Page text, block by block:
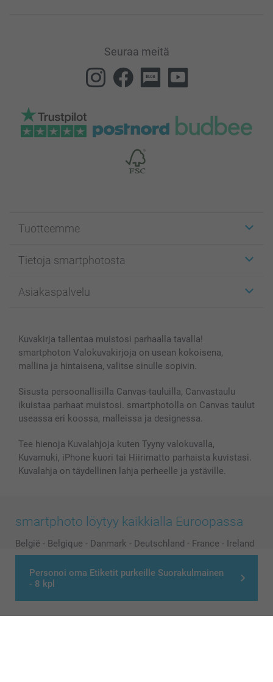
Personoi oma Etiketit purkeille Suorakulmainen
- 8 kpl
Seuraa meitä
Tuotteemme
Kuvakortit
Kuvakirjat
Kännykkä & Tabletti
MyNameBook
Valokuvakehykset & Lisätarvikkeet
Lahjakortti
Kaikki kuvatuotteet
Tietoja smartphotosta
Affiliate ohjelma
Sivukartta
Ehdot/takuut
Asiakaspalvelu
smartbonus
Hinnat & maksutavat
Kuvakirja tallentaa muistosi parhaalla tavalla!
smartphoton Valokuvakirjoja on usean kokoisena,
mallina ja hintaisena, valitse sinulle sopivin.
Sisusta persoonallisilla Canvas-tauluilla, Canvastaulu
ikuistaa parhaat muistosi. smartphotolla on Canvas taulut
useassa eri koossa, malleissa ja designessa.
Tee hienoja Kuvalahjoja kuten Tyyny valokuvalla,
Kuvamuki, iPhone kuori tai Hiirimatto parhaista kuvistasi.
Kuvalahja on täydellinen lahja perheelle ja ystäville.
smartphoto löytyy kaikkialla Euroopassa
België - Belgique - Danmark - Deutschland - France - Ireland
Switzerland - Suomi - Sverige - United Kingdom -
Other Countries